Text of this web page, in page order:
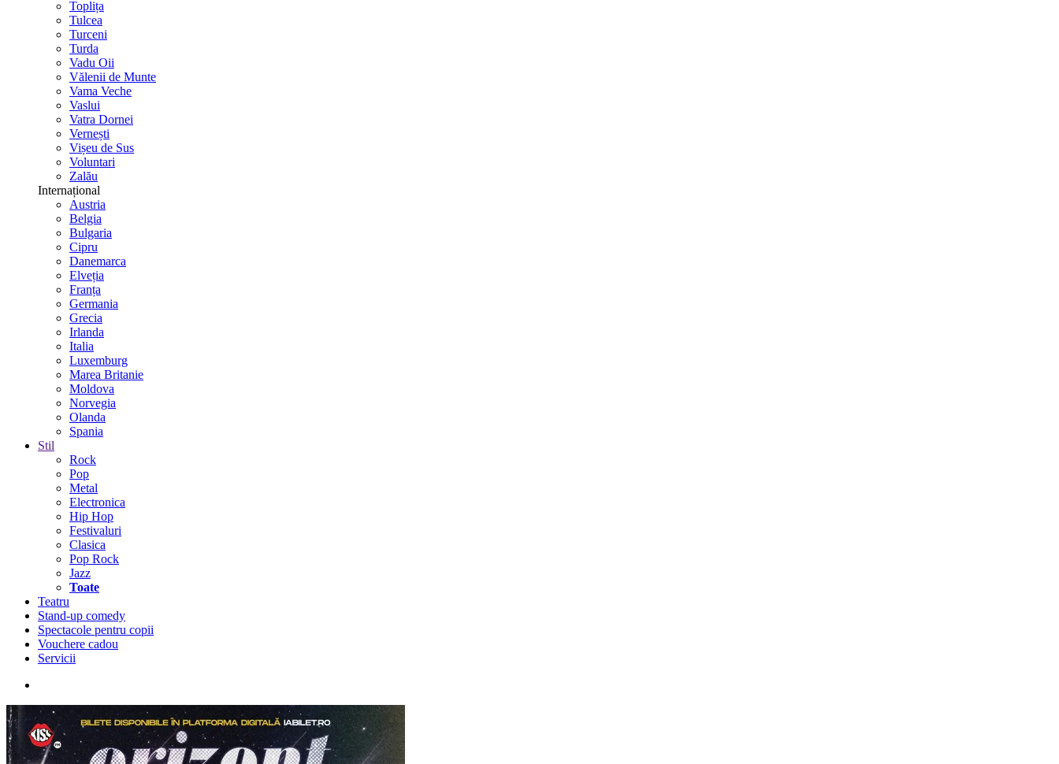
Toplița
Tulcea
Turceni
Turda
Vadu Oii
Vălenii de Munte
Vama Veche
Vaslui
Vatra Dornei
Vernești
Vișeu de Sus
Voluntari
Zalău
Internațional
Austria
Belgia
Bulgaria
Cipru
Danemarca
Elveția
Franța
Germania
Grecia
Irlanda
Italia
Luxemburg
Marea Britanie
Moldova
Norvegia
Olanda
Spania
Stil
Rock
Pop
Metal
Electronica
Hip Hop
Festivaluri
Clasica
Pop Rock
Jazz
Toate
Teatru
Stand-up comedy
Spectacole pentru copii
Vouchere cadou
Servicii